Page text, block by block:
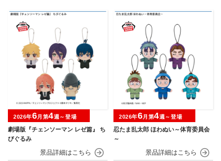
劇場版『チェンソーマン レゼ篇』 ち
びぐるみ
2026年6月第4週～登場
忍たま乱太郎 ほわぬい～体育委員会
～
2026年6月第4週～登場